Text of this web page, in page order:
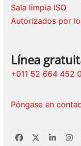
Sala limpia ISO
Autorizados por
Línea
+011 52 664 452
Póngase en
Facebook
Twitter